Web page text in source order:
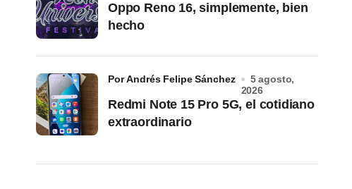
Oppo Reno 16, simplemente, bien
hecho
Redmi Note 15 Pro 5G, el cotidiano
extraordinario
por Andrés Felipe Sánchez
5 agosto,
2026